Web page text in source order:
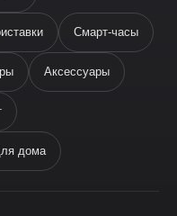
Смарт-часы
Аксессуары
дома